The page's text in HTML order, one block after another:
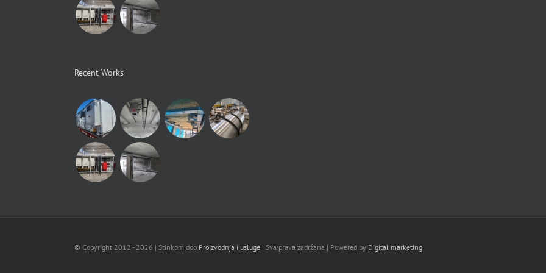
Recent Works
© Copyright 2012 - 2026 | Stinkom doo Proizvodnja i usluge | Sva prava zadržana | Powered by Digital marketing